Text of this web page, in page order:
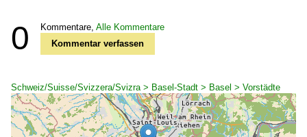
0 Kommentare, Alle Kommentare
Kommentar verfassen
Schweiz/Suisse/Svizzera/Svizra > Basel-Stadt > Basel > Vorstädte